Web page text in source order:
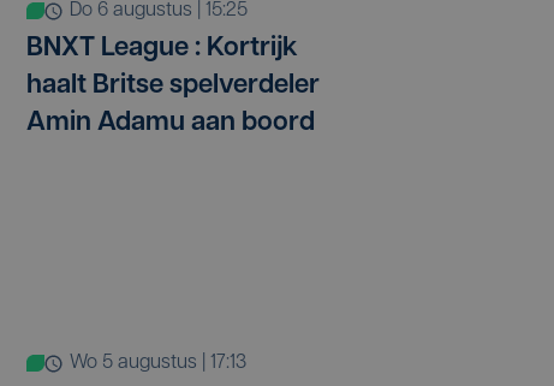
do 6 augustus | 15:25
BNXT League : Kortrijk
haalt Britse spelverdeler
Amin Adamu aan boord
wo 5 augustus | 17:13